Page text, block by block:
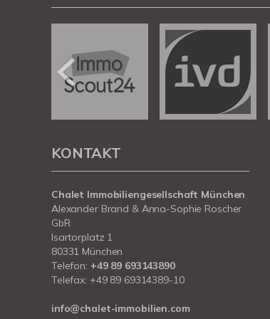
KONTAKT
Chalet Immobiliengesellschaft München
Alexander Brand & Anna-Sophie Roscher
GbR
Isartorplatz 1
80331 München
Telefon: +49 89 693143890
Telefax: +49 89 69314389-10
info@chalet-immobilien.com